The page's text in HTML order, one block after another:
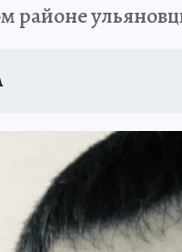
районе